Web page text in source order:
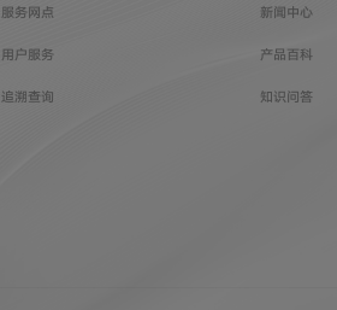
服务网点
用户服务
追溯查询
新闻中心
产品百科
知识问答